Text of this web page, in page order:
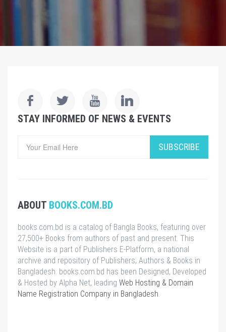
STAY INFORMED OF NEWS & EVENTS
SUBSCRIBE
ABOUT BOOKS.COM.BD
books.com.bd is a catalog of Bangla Books, featuring over
27,500+ Books from authors of past and present. This
Website is a part of Publishers E-Platform, a national
archive and repository of Publishers, Authors & Books in
Bangladesh. books.com.bd has been Designed, Developed
& Hosted by Alpha Net, leading Web Hosting & Domain
Name Registration Company in Bangladesh